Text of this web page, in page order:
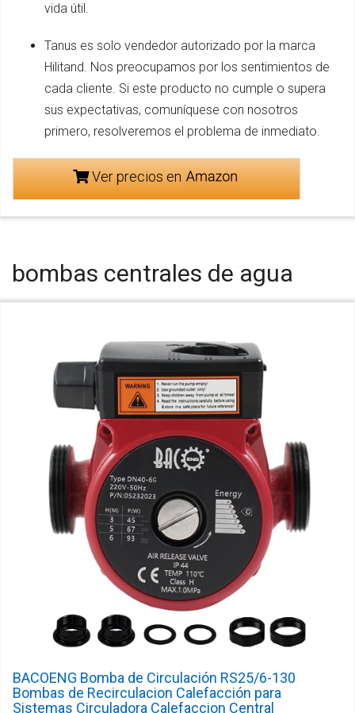
vida útil.
Tanus es solo vendedor autorizado por la marca
Hilitand. Nos preocupamos por los sentimientos de
cada cliente. Si este producto no cumple o supera
sus expectativas, comuníquese con nosotros
primero, resolveremos el problema de inmediato.
Ver precios en
bombas centrales de agua
BACOENG Bomba de Circulación RS25/6-130
Bombas de Recirculacion Calefacción para
Sistemas Circuladora Calefaccion Central